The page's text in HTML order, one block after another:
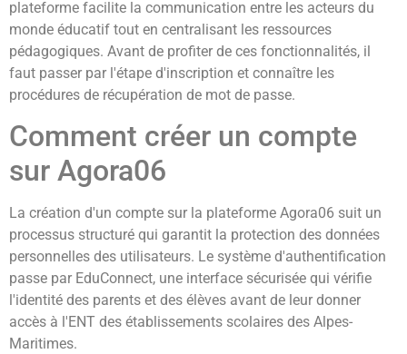
plateforme facilite la communication entre les acteurs du
monde éducatif tout en centralisant les ressources
pédagogiques. Avant de profiter de ces fonctionnalités, il
faut passer par l'étape d'inscription et connaître les
procédures de récupération de mot de passe.
Comment créer un compte
sur Agora06
La création d'un compte sur la plateforme Agora06 suit un
processus structuré qui garantit la protection des données
personnelles des utilisateurs. Le système d'authentification
passe par EduConnect, une interface sécurisée qui vérifie
l'identité des parents et des élèves avant de leur donner
accès à l'ENT des établissements scolaires des Alpes-
Maritimes.